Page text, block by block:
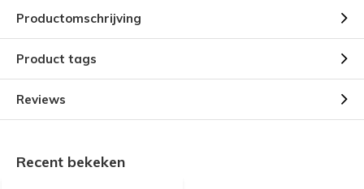
Productomschrijving
Product tags
Reviews
Recent bekeken